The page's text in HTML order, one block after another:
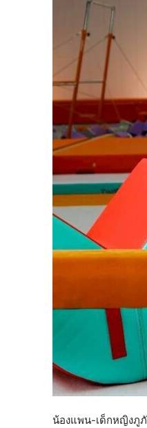
น้องแพน-เด็กหญิงภูภั